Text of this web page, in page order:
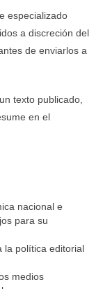
especializado
a discreción del
de enviarlos a
texto publicado,
en el
nacional e
para su
la política editorial
medios